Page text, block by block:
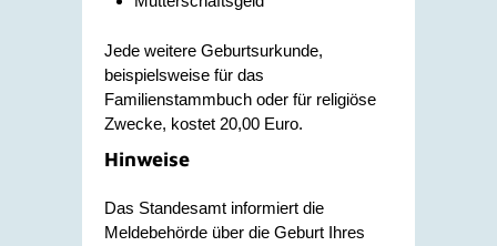
Jede weitere Geburtsurkunde,
beispielsweise für das
Familienstammbuch oder für religiöse
Zwecke, kostet 20,00 Euro.
Hinweise
Das Standesamt informiert die
Meldebehörde über die Geburt Ihres